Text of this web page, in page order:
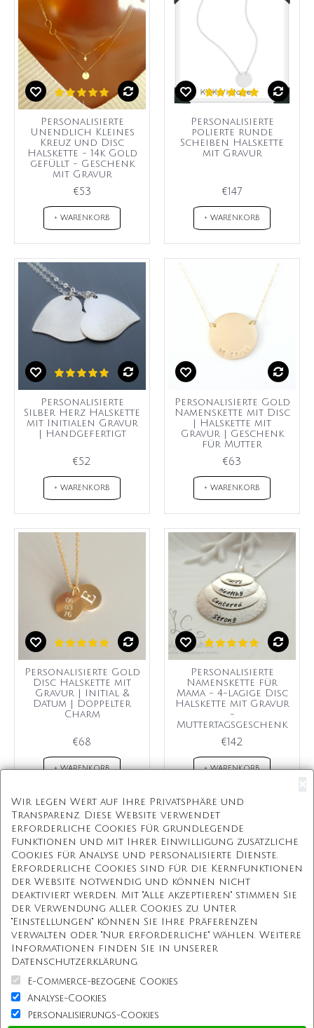
Personalisierte
Unendlich Kleines
Kreuz und Disc
Halskette - 14k Gold
gefüllt - Geschenk
mit Gravur
€53
+ WARENKORB
Personalisierte
polierte runde
Scheiben Halskette
mit Gravur
€147
+ WARENKORB
Personalisierte
Silber Herz Halskette
mit Initialen Gravur
| Handgefertigt
€52
+ WARENKORB
Personalisierte Gold
Namenskette mit Disc
| Halskette mit
Gravur | Geschenk
für Mutter
€63
+ WARENKORB
Personalisierte Gold
Disc Halskette mit
Gravur | Initial &
Datum | Doppelter
Charm
€68
+ WARENKORB
Personalisierte
Namenskette für
Mama - 4-lagige Disc
Halskette mit Gravur
-
Muttertagsgeschenk
€142
+ WARENKORB
Kostenloser Versand
Kostenlose Geschenkbox
Kostenlose Gravur
Unbegrenzte Redesign
Unsere Mission
Information
Kundenservice
Wir legen Wert auf Ihre Privatsphäre und
Transparenz. Diese Website verwendet
erforderliche Cookies für grundlegende
Funktionen und mit Ihrer Einwilligung zusätzliche
Cookies für Analyse und personalisierte Dienste.
Erforderliche Cookies sind für die Kernfunktionen
der Website notwendig und können nicht
deaktiviert werden. Mit "Alle akzeptieren" stimmen Sie
der Verwendung aller Cookies zu. Unter
"Einstellungen" können Sie Ihre Präferenzen
verwalten oder "Nur erforderliche" wählen. Weitere
Informationen finden Sie in unserer
Datenschutzerklärung.
E-Commerce-bezogene Cookies
Analyse-Cookies
Personalisierungs-Cookies